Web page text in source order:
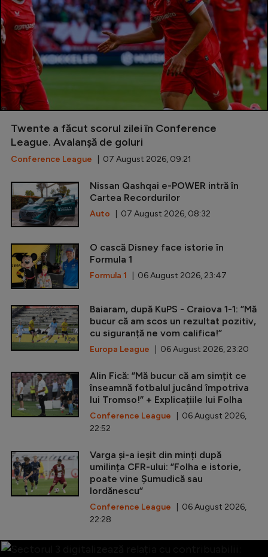
Twente a făcut scorul zilei în Conference
League. Avalanșă de goluri
Conference League | 07 August 2026, 09:21
Nissan Qashqai e-POWER intră în
Cartea Recordurilor
Auto | 07 August 2026, 08:32
O cască Disney face istorie în
Formula 1
Formula 1 | 06 August 2026, 23:47
Baiaram, după KuPS - Craiova 1-1: ”Mă
bucur că am scos un rezultat pozitiv,
cu siguranță ne vom califica!”
Europa League | 06 August 2026, 23:20
Alin Fică: ”Mă bucur că am simțit ce
înseamnă fotbalul jucând împotriva
lui Tromso!” + Explicațiile lui Folha
Conference League | 06 August 2026,
22:52
Varga și-a ieșit din minți după
umilința CFR-ului: ”Folha e istorie,
poate vine Șumudică sau
Iordănescu”
Conference League | 06 August 2026,
22:28